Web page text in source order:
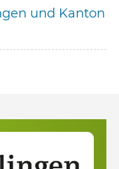
und Kanton